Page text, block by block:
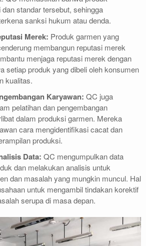
standar tersebut, sehingga
sanksi hukum atau denda.
Merek: Produk garmen yang
membangun reputasi merek
menjaga reputasi merek dengan
setiap produk yang dibeli oleh konsumen
kualitas.
Karyawan: QC juga
pelatihan dan pengembangan
dalam produksi garmen. Mereka
cara mengidentifikasi cacat dan
produksi.
Data: QC mengumpulkan data
dan melakukan analisis untuk
dan masalah yang mungkin muncul. Hal
untuk mengambil tindakan korektif
serupa di masa depan.